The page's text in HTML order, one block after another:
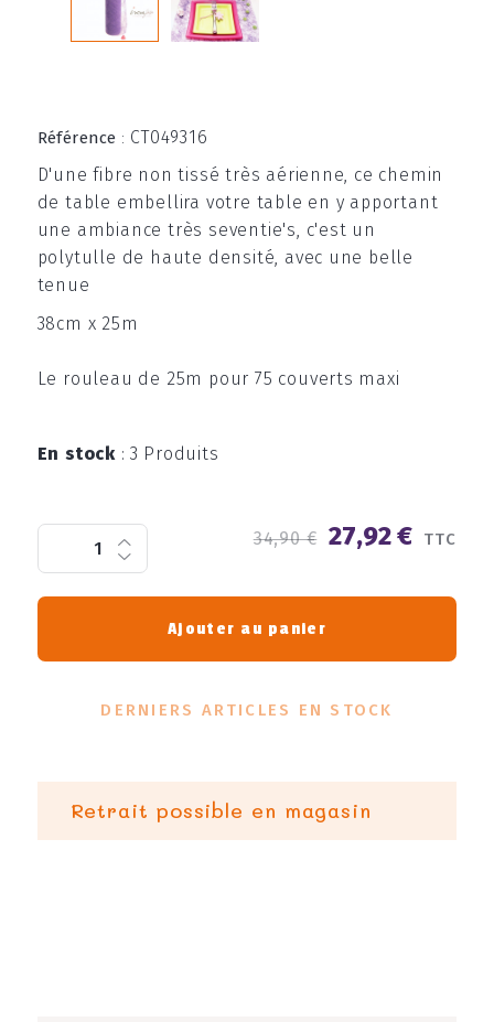
Référence : CT049316
D'une fibre non tissé très aérienne, ce chemin
de table embellira votre table en y apportant
une ambiance très seventie's, c'est un
polytulle de haute densité, avec une belle
tenue
38cm x 25m
Le rouleau de 25m pour 75 couverts maxi
En stock: 3 Produits
34,90 € 27,92 € TTC
Ajouter au panier
DERNIERS ARTICLES EN STOCK
Retrait possible en magasin